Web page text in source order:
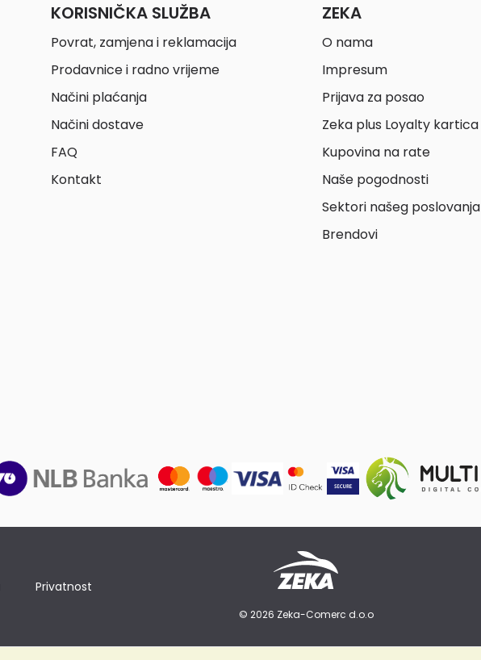
KORISNIČKA SLUŽBA
Povrat, zamjena i reklamacija
Prodavnice i radno vrijeme
Načini plaćanja
Načini dostave
FAQ
Kontakt
ZEKA
O nama
Impresum
Prijava za posao
Zeka plus Loyalty kartica
Kupovina na rate
Naše pogodnosti
Sektori našeg poslovanja
Brendovi
Privatnost
© 2026 Zeka-Comerc d.o.o